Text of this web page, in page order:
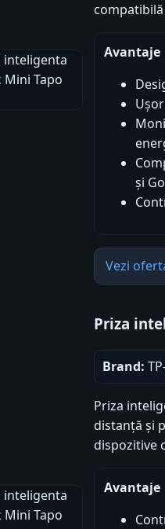
Avantaje
și
Vezi
Priza
Brand:
Priza
distanță și
dispozitive
Avantaje